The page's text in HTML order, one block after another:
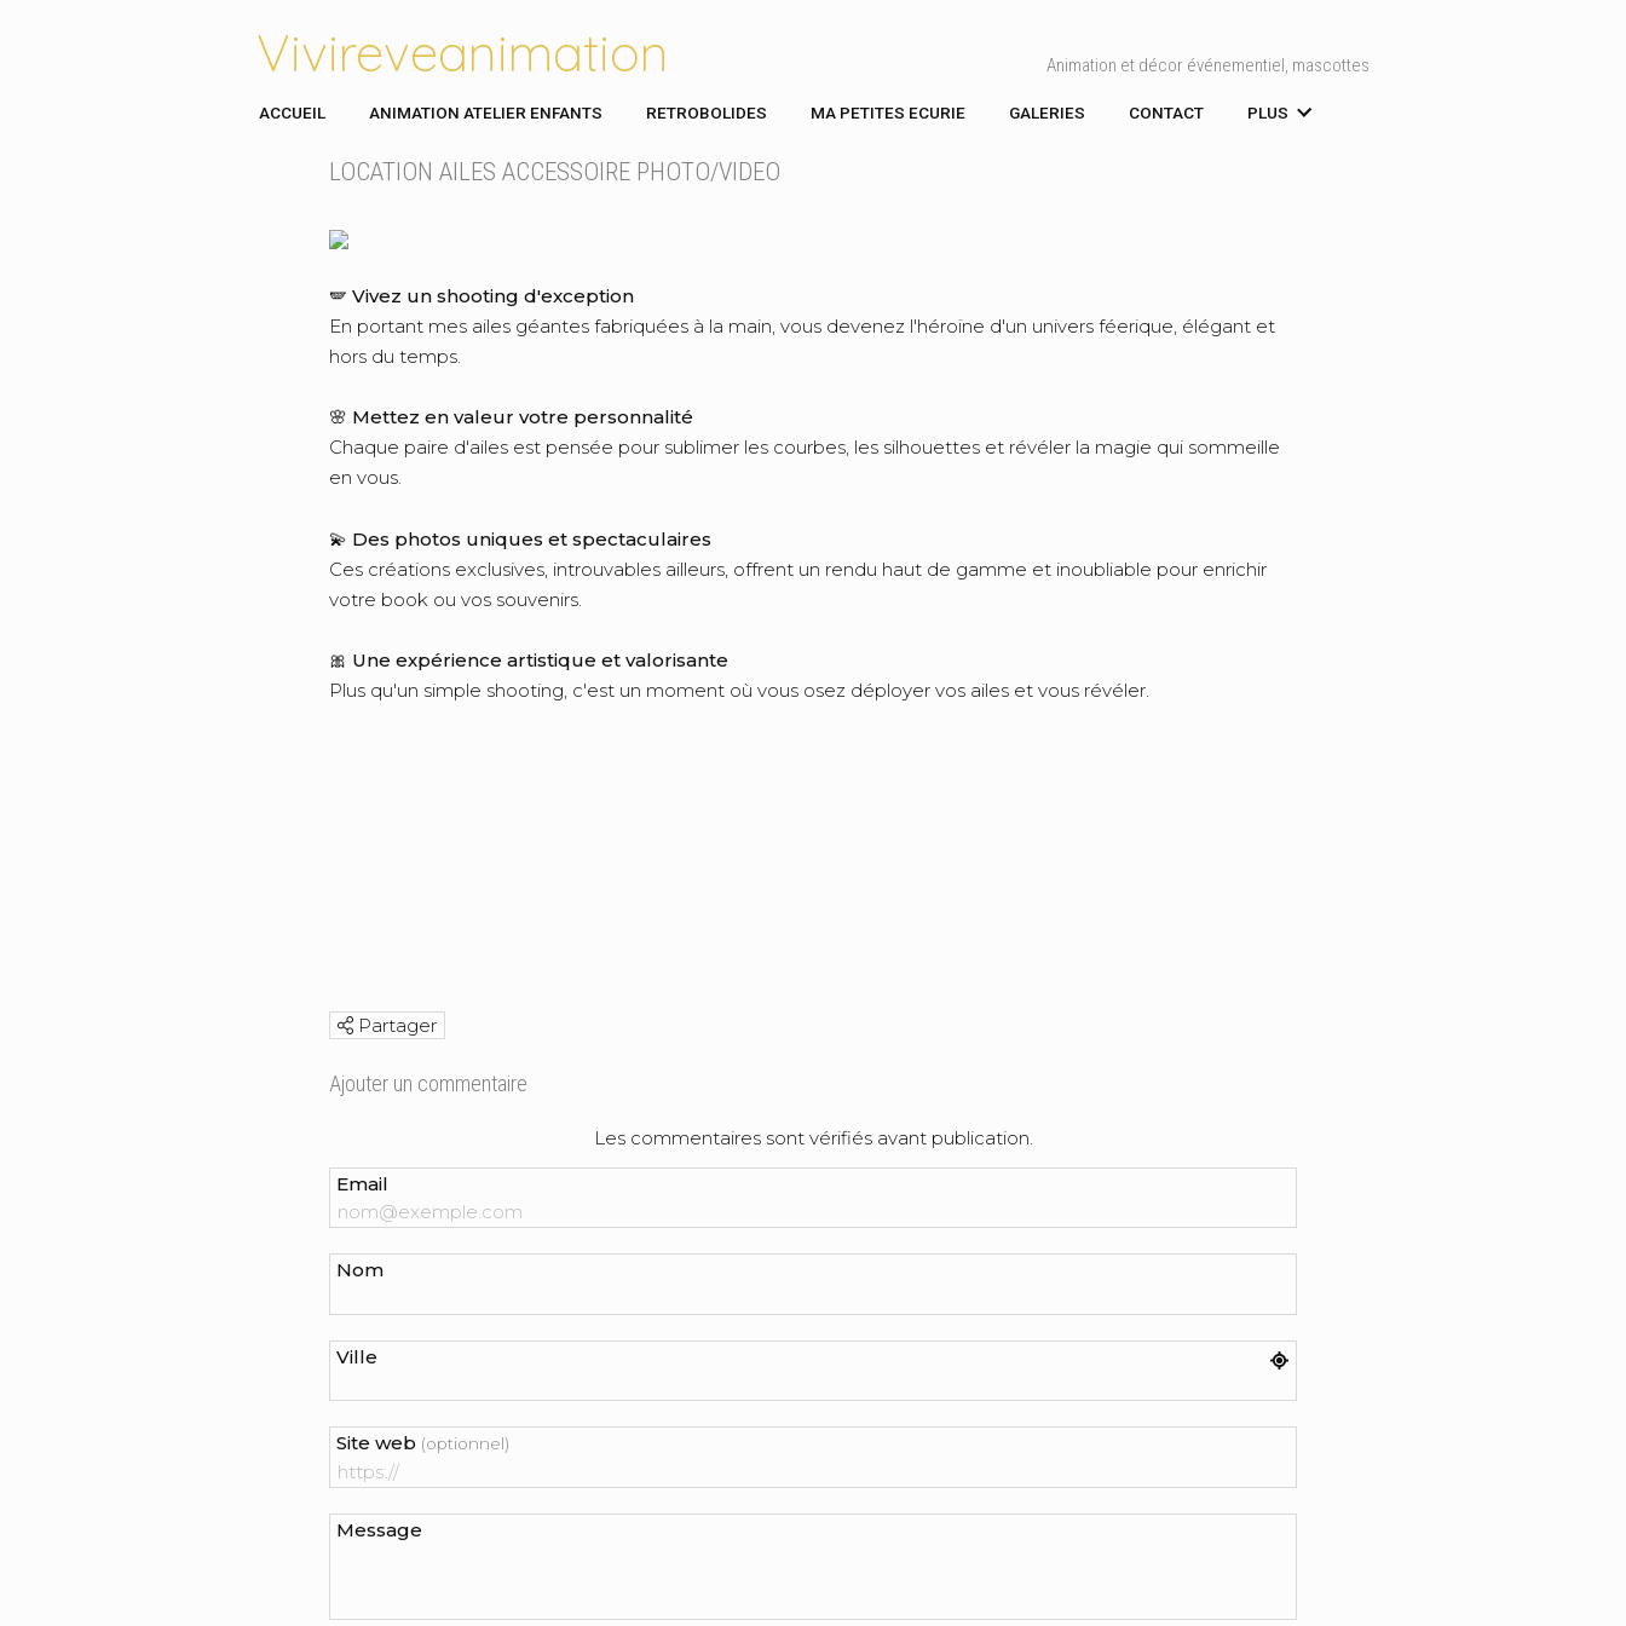
Vivireveanimation Animation et décor événementiel, mascottes
ACCUEIL ANIMATION ATELIER ENFANTS RETROBOLIDES MA PETITES ECURIE GALERIES CONTACT PLUS
LOCATION AILES ACCESSOIRE PHOTO/VIDEO
🪽 Vivez un shooting d'exception
En portant mes ailes géantes fabriquées à la main, vous devenez l'héroïne d'un univers féerique, élégant et
hors du temps.
🌸 Mettez en valeur votre personnalité
Chaque paire d'ailes est pensée pour sublimer les courbes, les silhouettes et révéler la magie qui sommeille
en vous.
💫 Des photos uniques et spectaculaires
Ces créations exclusives, introuvables ailleurs, offrent un rendu haut de gamme et inoubliable pour enrichir
votre book ou vos souvenirs.
🎀 Une expérience artistique et valorisante
Plus qu'un simple shooting, c'est un moment où vous osez déployer vos ailes et vous révéler.
Partager
Ajouter un commentaire
Les commentaires sont vérifiés avant publication.
Email
Nom
Ville
Site web (optionnel)
Message